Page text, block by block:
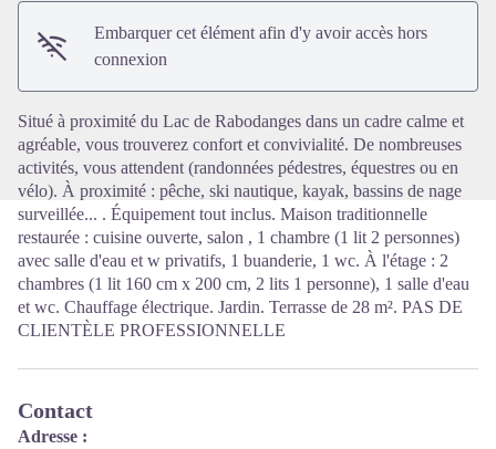
Voir l'image en plein écran
Embarquer cet élément afin d'y avoir accès hors
connexion
Situé à proximité du Lac de Rabodanges dans un cadre calme et
agréable, vous trouverez confort et convivialité. De nombreuses
activités, vous attendent (randonnées pédestres, équestres ou en
vélo). À proximité : pêche, ski nautique, kayak, bassins de nage
surveillée... . Équipement tout inclus. Maison traditionnelle
restaurée : cuisine ouverte, salon , 1 chambre (1 lit 2 personnes)
avec salle d'eau et w privatifs, 1 buanderie, 1 wc. À l'étage : 2
chambres (1 lit 160 cm x 200 cm, 2 lits 1 personne), 1 salle d'eau
et wc. Chauffage électrique. Jardin. Terrasse de 28 m². PAS DE
CLIENTÈLE PROFESSIONNELLE
Contact
Adresse :